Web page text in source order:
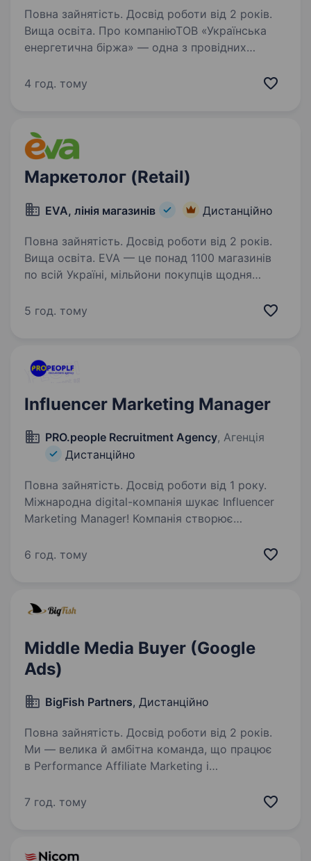
Повна зайнятість. Досвід роботи від 2 років.
Вища освіта. Про компаніюТОВ «Українська
енергетична біржа» — одна з провідних
та проводить електронні біржові торги
4 год. тому
Маркетолог (Retail)
EVA, лінія магазинів Дистанційно
Повна зайнятість. Досвід роботи від 2 років.
Вища освіта. EVA — це понад 1100 магазинів
по всій Україні, мільйони покупців щодня
що стають частиною повсякденного життя
5 год. тому
Influencer Marketing Manager
PRO.people Recruitment Agency, Агенція
Дистанційно
Повна зайнятість. Досвід роботи від 1 року.
Міжнародна digital-компанія шукає Influencer
Marketing Manager! Компанія створює
брендам зростати на ринках Європи, Азії
6 год. тому
Middle Media Buyer (Google
Ads)
BigFish Partners, Дистанційно
Повна зайнятість. Досвід роботи від 2 років.
Ми — велика й амбітна команда, що працює
в Performance Affiliate Marketing і
Ми швидко розвиваємося та масштабуємося.
7 год. тому